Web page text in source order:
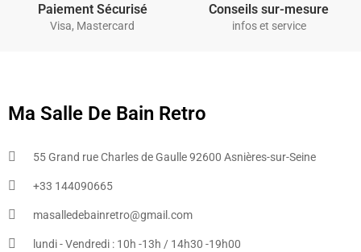
Paiement Sécurisé
Visa, Mastercard
Conseils sur-mesure
infos et service
Ma Salle De Bain Retro
55 Grand rue Charles de Gaulle 92600 Asnières-sur-Seine
+33 144090665​
masalledebainretro@gmail.com
lundi - Vendredi : 10h -13h / 14h30 -19h00